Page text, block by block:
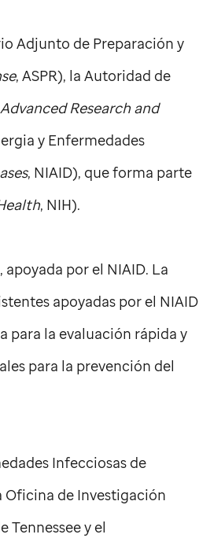
Adjunto de Preparación y
, ASPR), la Autoridad de
Research and
y Enfermedades
, NIAID), que forma parte
, NIH).
apoyada por el NIAID. La
apoyadas por el NIAID
para la evaluación rápida y
para la prevención del
Infecciosas de
de Investigación
Tennessee y el